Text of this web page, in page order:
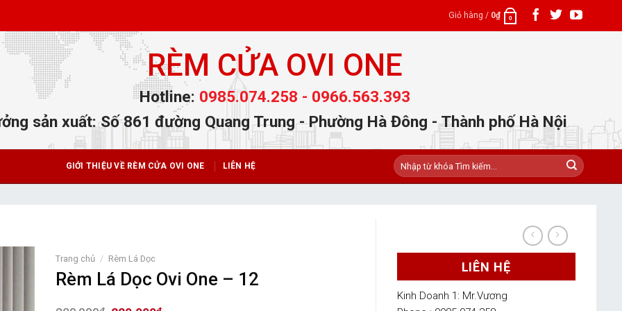
Giỏ hàng / 0₫ 0
RÈM CỬA OVI ONE
Hotline: 0985.074.258 - 0966.563.393
sản xuất: Số 861 đường Quang Trung - Phường Hà Đông - Thành phố Hà Nội
GIỚI THIỆU VỀ RÈM CỬA OVI ONE LIÊN HỆ
Tìm
kiếm:
LIÊN HỆ
Kinh Doanh 1: Mr.Vương
Trang chủ / Rèm Lá Dọc
Rèm Lá Dọc Ovi One – 12